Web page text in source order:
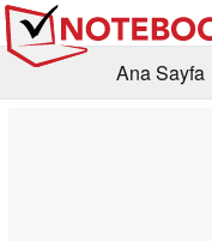
Ana Sayfa